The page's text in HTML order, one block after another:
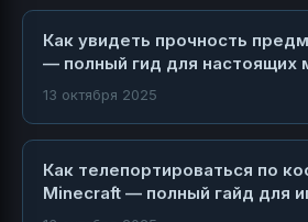
Как увидеть прочность
— полный гид для настоящих
13 октября 2025
Как телепортироваться по
Minecraft — полный гайд для